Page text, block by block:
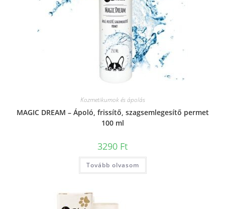
Kozmetikumok és ápolás
MAGIC DREAM – Ápoló, frissítő, szagsemlegesítő permet
100 ml
3290 Ft
Tovább olvasom